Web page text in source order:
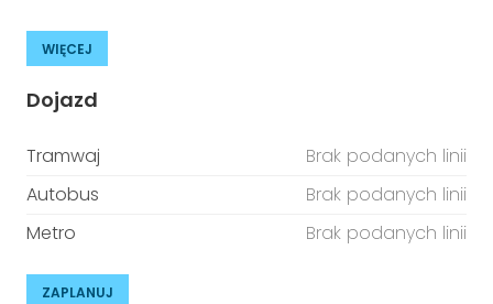
WIĘCEJ
Dojazd
Tramwaj
Brak podanych linii
Autobus
Brak podanych linii
Metro
Brak podanych linii
ZAPLANUJ